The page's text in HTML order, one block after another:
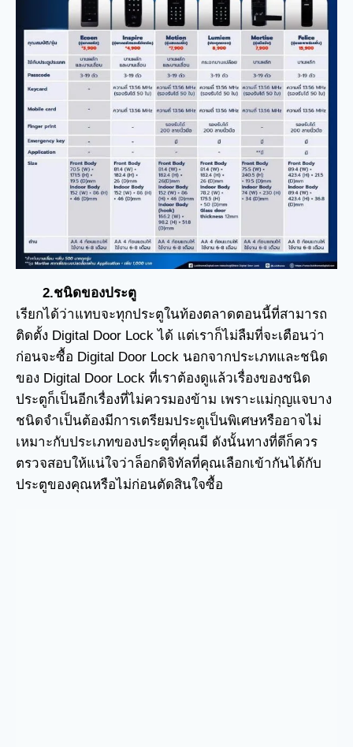
2.ชนิดของประตู
เรียกได้ว่าแทบจะทุกประตูในท้องตลาดตอนนี้ที่สามารถ
ติดตั้ง Digital Door Lock ได้ แต่เราก็ไม่ลืมที่จะเตือนว่า
ก่อนจะซื้อ Digital Door Lock นอกจากประเภทและชนิด
ของ Digital Door Lock ที่เราต้องดูแล้วเรื่องของชนิด
ประตูก็เป็นอีกเรื่องที่ไม่ควรมองข้าม เพราะแม่กุญแจบาง
ชนิดจำเป็นต้องมีการเตรียมประตูเป็นพิเศษหรืออาจไม่
เหมาะกับประเภทของประตูที่คุณมี ดังนั้นทางที่ดีก็ควร
ตรวจสอบให้แน่ใจว่าล็อกดิจิทัลที่คุณเลือกเข้ากันได้กับ
ประตูของคุณหรือไม่ก่อนตัดสินใจซื้อ